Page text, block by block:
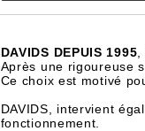
DAVIDS DEPUIS 1995
Après une rigoureuse
Ce choix est motivé
DAVIDS, intervient
fonctionnement.